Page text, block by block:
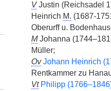
VJustin (Reichsadel
Heinrich M. (1687-
Oberurff u.
MJohanna
Müller;
Ov Johann Heinrich
Rentkammer zu
Vt Philipp